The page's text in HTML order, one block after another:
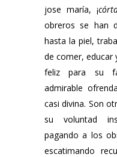
jose maría, ¡
obreros se han
hasta la piel,
de comer, educar
feliz para su
admirable
casi divina. Son
su voluntad
pagando a los
escatimando